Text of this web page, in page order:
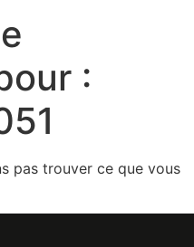
:
pas trouver ce que vous